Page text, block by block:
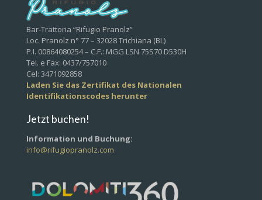
Bar-Trattoria “Rifugio Pranolz”
Loc. Pranolz n° 77 – 32028 Trichiana (BL)
P.I. 00864080254 – C.F.: MGG LSN 75S70 D530H
Tel. e Fax: 0437/757010
Cel: 3471092858
Laden Sie das Zertifikat des Nationalen
Identifikationscodes herunter
Jetzt buchen!
Information und Buchung:
info@rifugiopranolz.com